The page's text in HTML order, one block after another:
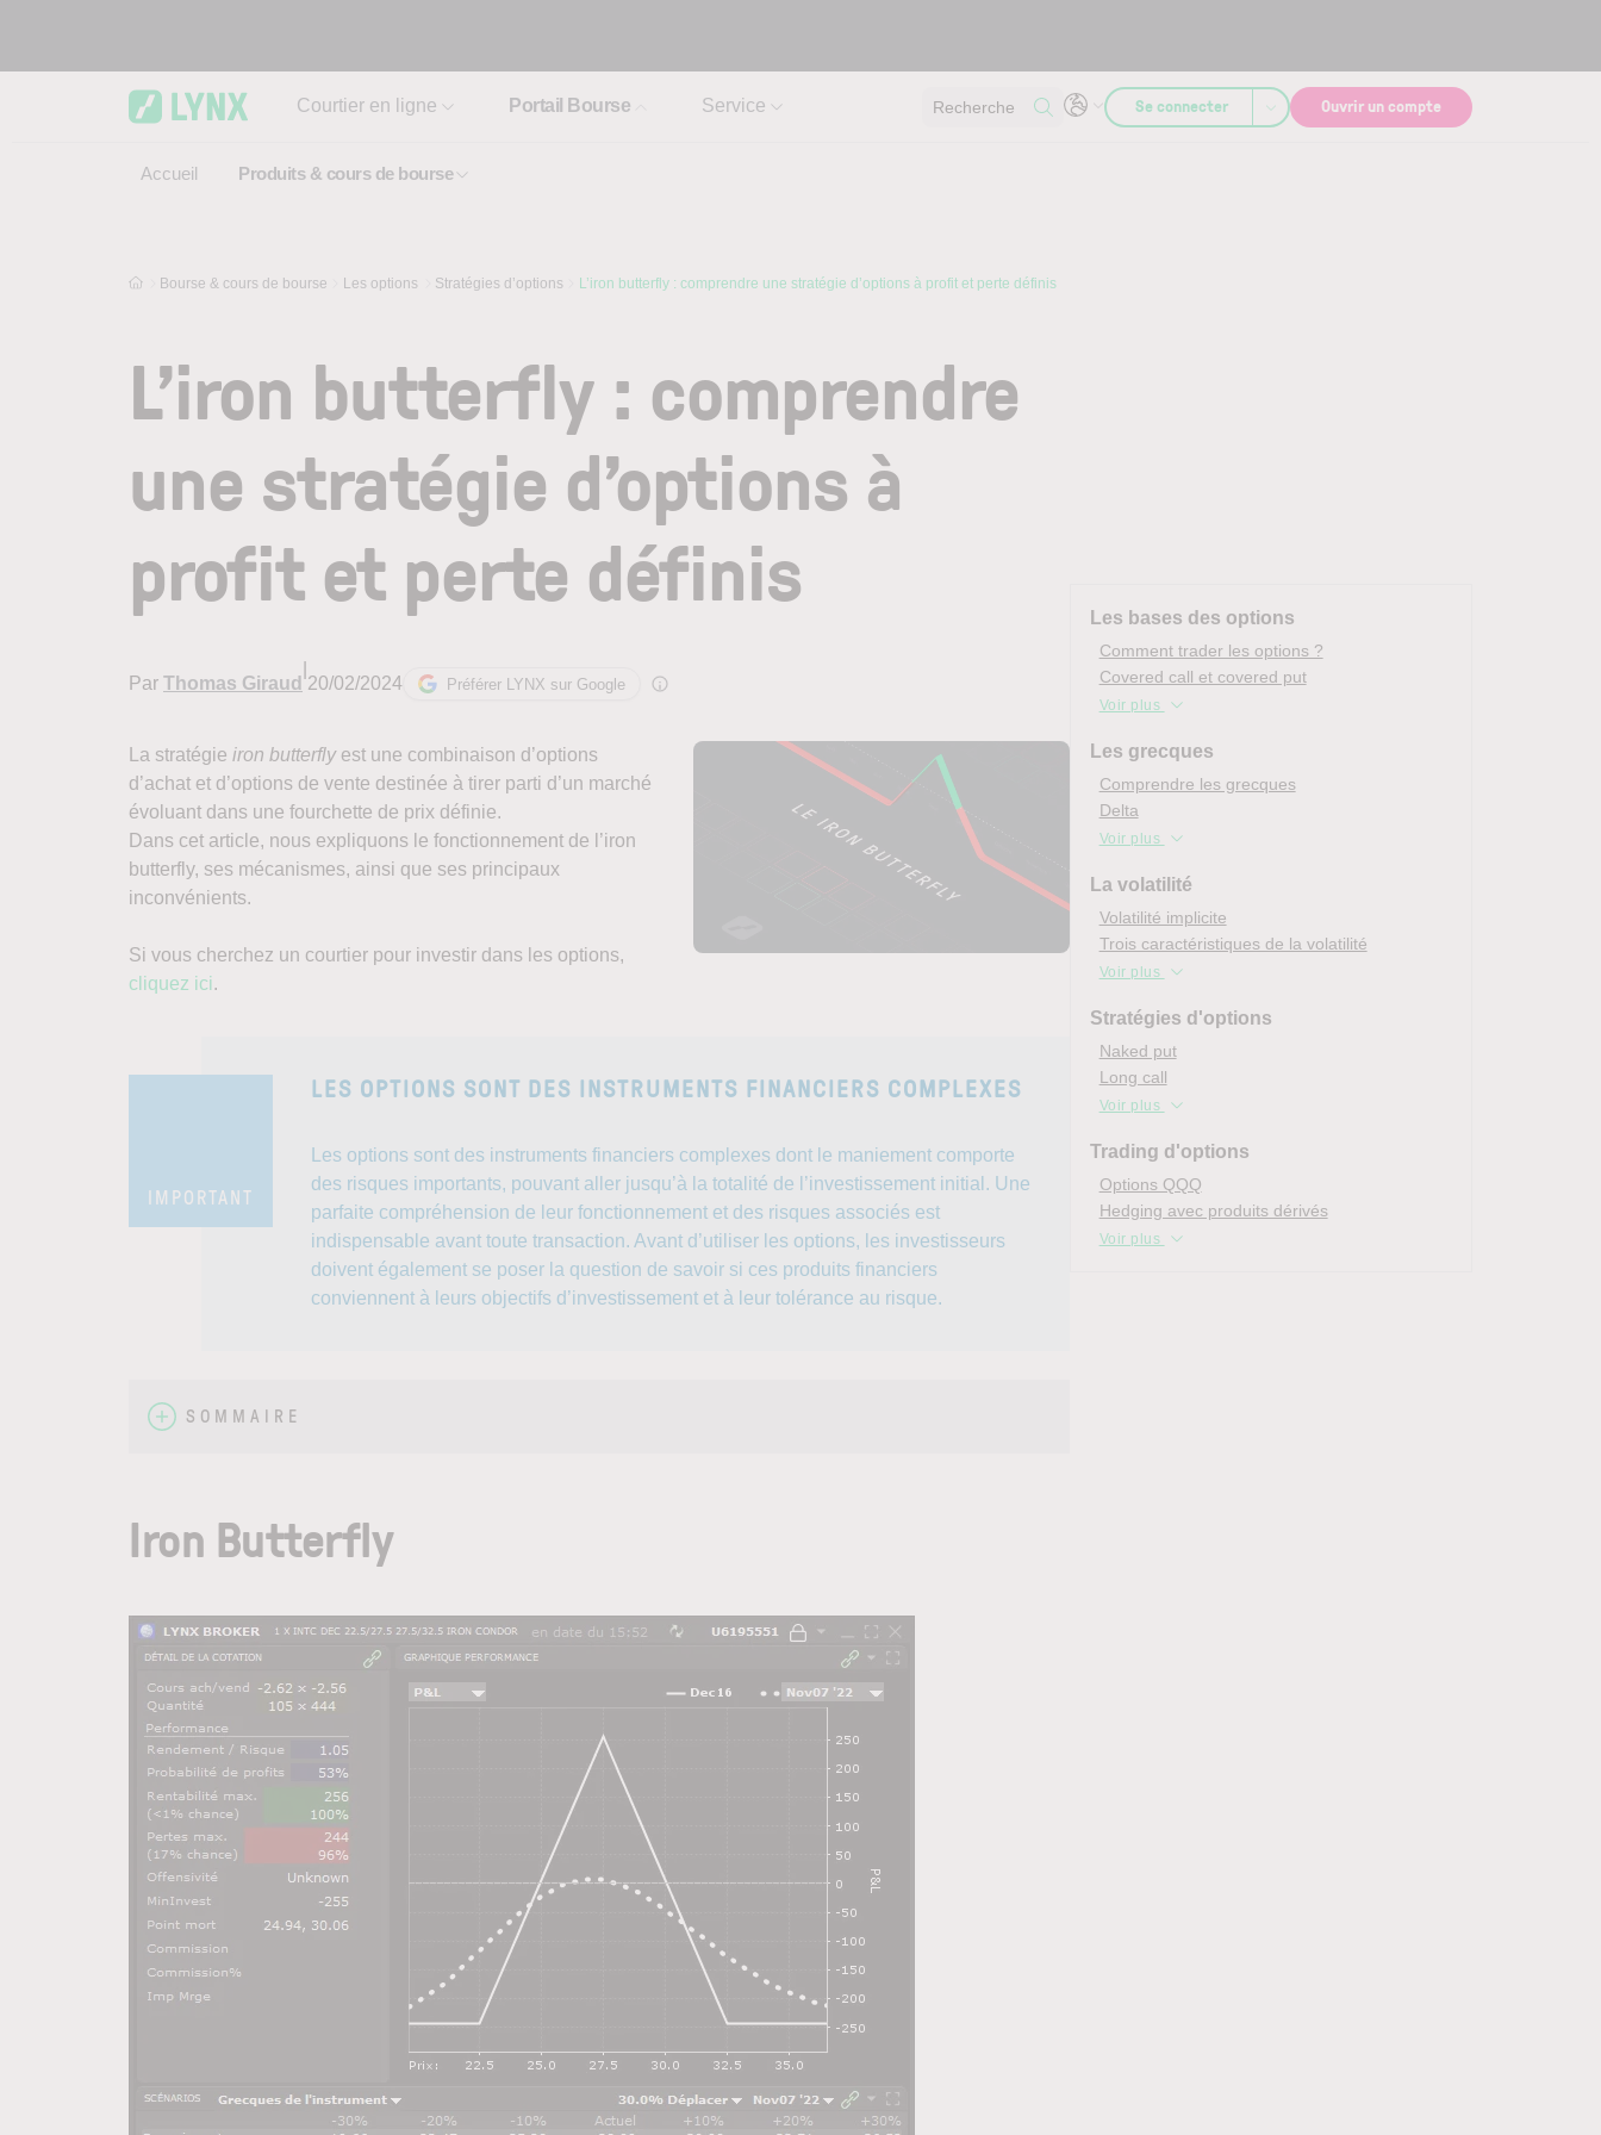
Courtier en ligne Portail Bourse
Accueil Produits & cours de bourse
Service Recherche Se connecter Ouvrir un compte
Bourse & cours de bourse Les options Stratégies d’options L’iron butterfly : comprendre une stratégie d’options à profit et perte définis
L’iron butterfly : comprendre
une stratégie d’options à
profit et perte définis
Par Thomas Giraud 20/02/2024 Préférer LYNX sur Google
La stratégie iron butterflyest une combinaison d’options
d’achat et d’options de vente destinée à tirer parti d’un marché
évoluant dans une fourchette de prix définie.
Dans cet article, nous expliquons le fonctionnement de l’iron
butterfly, ses mécanismes, ainsi que ses principaux
inconvénients.
Si vous cherchez un courtier pour investir dans les options,
cliquez ici.
IMPORTANT
LES OPTIONS SONT DES INSTRUMENTS FINANCIERS COMPLEXES
Les options sont des instruments financiers complexes dont le maniement comporte
des risques importants, pouvant aller jusqu’à la totalité de l’investissement initial. Une
parfaite compréhension de leur fonctionnement et des risques associés est
indispensable avant toute transaction. Avant d’utiliser les options, les investisseurs
doivent également se poser la question de savoir si ces produits financiers
conviennent à leurs objectifs d’investissement et à leur tolérance au risque.
SOMMAIRE
Iron Butterfly
Les bases des options
Comment trader les options ?
Covered call et covered put
Voir plus
Les grecques
Comprendre les grecques
Delta
Voir plus
La volatilité
Volatilité implicite
Trois caractéristiques de la volatilité
Voir plus
Stratégies d'options
Naked put
Long call
Voir plus
Trading d'options
Options QQQ
Hedging avec produits dérivés
Voir plus